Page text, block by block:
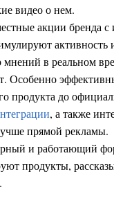
видео о нем.
акции бренда
активность
в реальном
Особенно
продукта до
, а также
прямой рекламы.
и работающий
продукты,